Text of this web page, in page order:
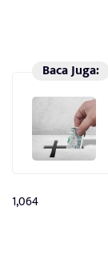
Baca Juga:
1,064